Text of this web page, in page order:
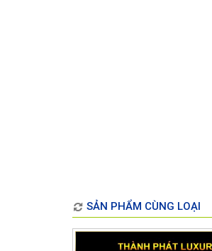
SẢN PHẨM CÙNG LOẠI